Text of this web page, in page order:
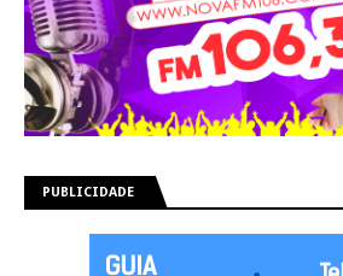
PUBLICIDADE